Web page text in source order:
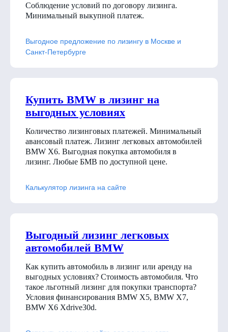
Соблюдение условий по договору лизинга.
Минимальный выкупной платеж.
Выгодное предложение по лизингу в Москве и
Санкт-Петербурге
Купить BMW в лизинг на
выгодных условиях
Количество лизинговых платежей. Минимальный
авансовый платеж. Лизинг легковых автомобилей
BMW X6. Выгодная покупка автомобиля в
лизинг. Любые БМВ по доступной цене.
Калькулятор лизинга на сайте
Выгодный лизинг легковых
автомобилей BMW
Как купить автомобиль в лизинг или аренду на
выгодных условиях? Стоимость автомобиля. Что
такое льготный лизинг для покупки транспорта?
Условия финансирования BMW X5, BMW X7,
BMW X6 Xdrive30d.